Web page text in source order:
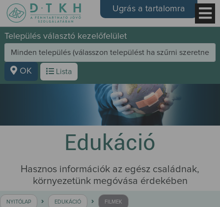
Ugrás a tartalomra
Település választó kezelőfelület
OK Lista
Edukáció
Hasznos információk az egész családnak,
környezetünk megóvása érdekében
NYITÓLAP EDUKÁCIÓ FILMEK